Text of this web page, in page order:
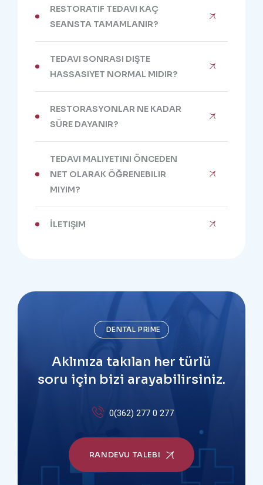
RESTORATIF TEDAVI KAÇ
SEANSTA TAMAMLANIR?
TEDAVI SONRASI DIŞTE
HASSASIYET NORMAL MIDIR?
RESTORASYONLAR NE KADAR
SÜRE DAYANIR?
TEDAVI MALIYETINI ÖNCEDEN
NET OLARAK ÖĞRENEBILIR
MIYIM?
İLETIŞIM
DENTAL PRIME
Aklınıza takılan her türlü
soru için bizi arayabilirsiniz.
0(362) 277 0 277
RANDEVU TALEBI